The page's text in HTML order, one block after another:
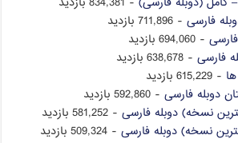
فارسی - 711,896 بازدید
- 694,060 بازدید
فارسی - 638,678 بازدید
- 615,229 بازدید
دوبله فارسی - 592,860 بازدید
نسخه) دوبله فارسی - 581,252 بازدید
نسخه) دوبله فارسی - 509,324 بازدید